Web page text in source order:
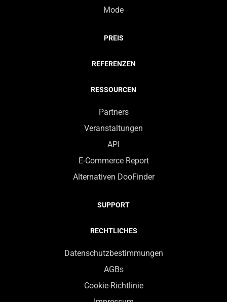
Mode
PREIS
REFERENZEN
RESSOURCEN
Partners
Veranstaltungen
API
E-Commerce Report
Alternativen DooFinder
SUPPORT
RECHTLICHES
Datenschutzbestimmungen
AGBs
Cookie-Richtlinie